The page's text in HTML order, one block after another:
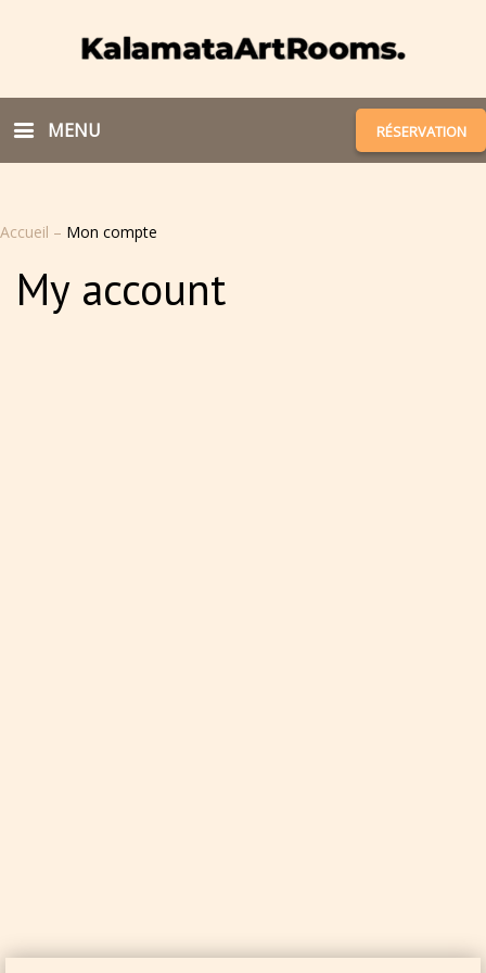
MENU RÉSERVATION
Accueil – Mon compte
My account